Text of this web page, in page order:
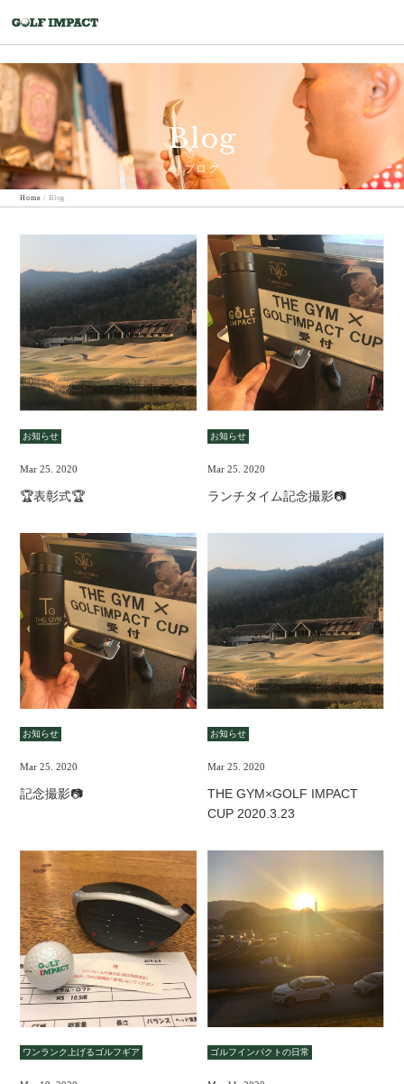
Blog
ブログ
Home / Blog
お知らせ
Mar 25. 2020
🏆表彰式🏆
お知らせ
Mar 25. 2020
ランチタイム記念撮影📷
お知らせ
Mar 25. 2020
記念撮影📷
お知らせ
Mar 25. 2020
THE GYM×GOLF IMPACT
CUP 2020.3.23
ワンランク上げるゴルフギア ゴルフインパクトの日常